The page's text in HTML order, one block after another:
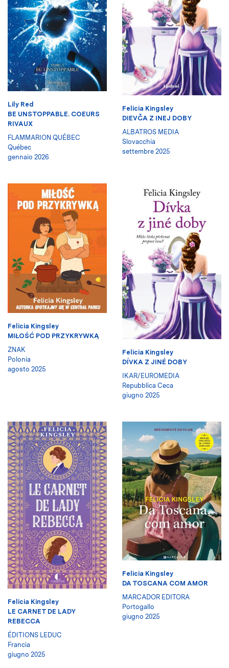
Lily Red
BE UNSTOPPABLE. COEURS
RIVAUX
FLAMMARION QUÉBEC
Québec
gennaio 2026
Felicia Kingsley
DIEVČA Z INEJ DOBY
ALBATROS MEDIA
Slovacchia
settembre 2025
Felicia Kingsley
MIŁOŚĆ POD PRZYKRYWKĄ
ZNAK
Polonia
agosto 2025
Felicia Kingsley
DÍVKA Z JINÉ DOBY
IKAR/EUROMEDIA
Repubblica Ceca
giugno 2025
Felicia Kingsley
LE CARNET DE LADY
REBECCA
ÉDITIONS LEDUC
Francia
giugno 2025
Felicia Kingsley
DA TOSCANA COM AMOR
MARCADOR EDITORA
Portogallo
giugno 2025